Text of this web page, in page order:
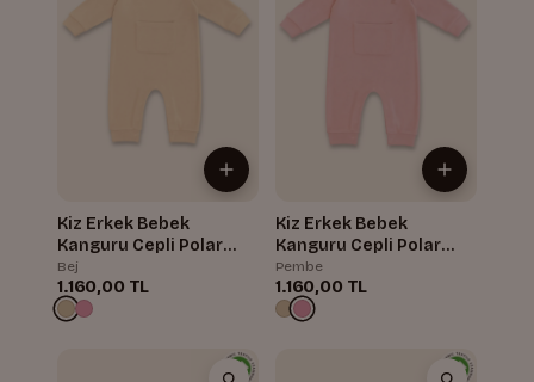
Kiz Erkek Bebek
Kanguru Cepli Polar
Tulum
Bej
1.160,00 TL
Kiz Erkek Bebek
Kanguru Cepli Polar
Tulum
Pembe
1.160,00 TL